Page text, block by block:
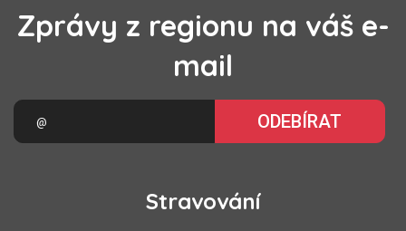
Zprávy z regionu na váš e-
mail
ODEBÍRAT
Stravování